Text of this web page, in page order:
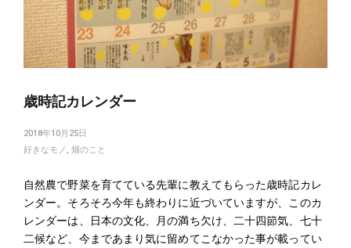
歳時記カレンダー
2018年10月25日
好きなモノ , 畑のこと
自然農で野菜を育てている先輩に教えてもらった歳時記カレ
ンダー。そろそろ今年も終わりに近づいていますが、このカ
レンダーは、日本の文化、月の満ち欠け、二十四節気、七十
二候など、今まであまり気に留めてこなかった事が載ってい